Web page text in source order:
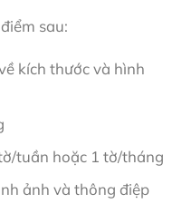
sau:
kích thước và hình
tuần hoặc 1 tờ/tháng
ảnh và thông điệp